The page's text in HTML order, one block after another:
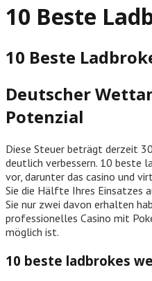
10 Beste
10 Beste
Deutscher
Potenzial
Diese Steuer beträgt derzeit
deutlich verbessern. 10 beste
vor, darunter das casino und
Sie die Hälfte Ihres Einsatzes
Sie nur zwei davon erhalten
professionelles Casino mit
möglich ist.
10 beste ladbrokes